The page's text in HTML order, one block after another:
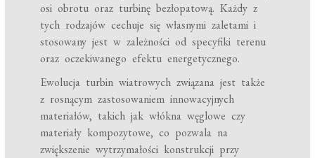
osi obrotu oraz turbinę bezłopatową. Każdy z
tych rodzajów cechuje się własnymi zaletami i
stosowany jest w zależności od specyfiki terenu
oraz oczekiwanego efektu energetycznego.
Ewolucja turbin wiatrowych związana jest także
z rosnącym zastosowaniem innowacyjnych
materiałów, takich jak włókna węglowe czy
materiały kompozytowe, co pozwala na
zwiększenie wytrzymałości konstrukcji przy